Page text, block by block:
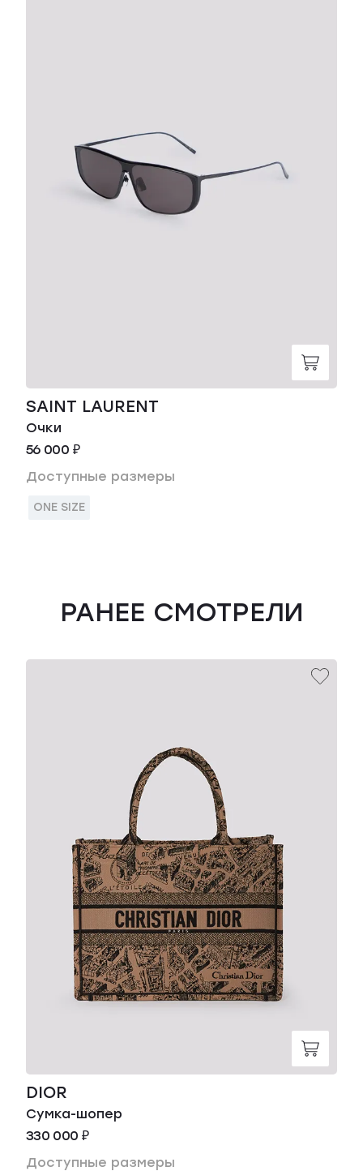
SAINT LAURENT
Очки
56 000 ₽
Доступные размеры
ONE SIZE
РАНЕЕ СМОТРЕЛИ
DIOR
Сумка-шопер
330 000 ₽
Доступные размеры